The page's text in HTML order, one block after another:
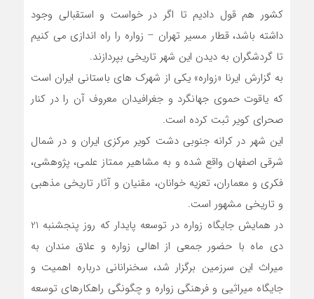
کشور هم قول دادیم تا اگر در خواست و استقبالی وجود
داشته باشد، قطار مسیر تهران – زواره را راه اندازی می کنیم
تا گردشگران به دیدن این شهر تاریخی بپردازند.
به گزارش ایرنا «زواره» یکی از شهرک های باستانی ایران است
که یاقوت حموی جهانگرد و جغرافیدان معروف آن را در کنار
صحرای کویر ثبت کرده است.
این شهر در کرانه جنوبی دشت کویر مرکزی ایران و در شمال
شرقی اصفهان واقع شده و به مشاهیر ممتاز علمی، پژوهشی،
فکری و معماران، تعزیه خوانان، مقنیان و آثار تاریخی مذهبی
و تاریخی مشهور است.
در همایش جایگاه زواره در توسعه پایدار که روز پنجشنبه 21
دی ماه با حضور جمعی از اهالی زواره و علاق مندان به
میراث این سرزمین برگزار شد، سخنرانانی درباره اهمیت و
جایگاه میراثیی و فرهنگی زواره و چگونگی راهکارهای توسعه